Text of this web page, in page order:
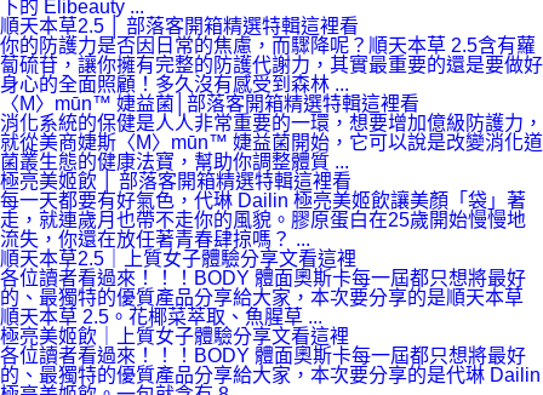
下的 Elibeauty ...
順天本草2.5 │ 部落客開箱精選特輯這裡看
你的防護力是否因日常的焦慮，而驟降呢？順天本草 2.5含有蘿
蔔硫苷，讓你擁有完整的防護代謝力，其實最重要的還是要做好
身心的全面照顧！多久沒有感受到森林 ...
〈M〉mūn™ 婕益菌│部落客開箱精選特輯這裡看
消化系統的保健是人人非常重要的一環，想要增加億級防護力，
就從美商婕斯〈M〉mūn™ 婕益菌開始，它可以說是改變消化道
菌叢生態的健康法寶，幫助你調整體質 ...
極亮美姬飲 │ 部落客開箱精選特輯這裡看
每一天都要有好氣色，代琳 Dailin 極亮美姬飲讓美顏「袋」著
走，就連歲月也帶不走你的風貌。膠原蛋白在25歲開始慢慢地
流失，你還在放任著青春肆掠嗎？ ...
順天本草2.5｜上質女子體驗分享文看這裡
各位讀者看過來！！！BODY 體面奧斯卡每一屆都只想將最好
的、最獨特的優質產品分享給大家，本次要分享的是順天本草
順天本草 2.5。花椰菜萃取、魚腥草 ...
極亮美姬飲｜上質女子體驗分享文看這裡
各位讀者看過來！！！BODY 體面奧斯卡每一屆都只想將最好
的、最獨特的優質產品分享給大家，本次要分享的是代琳 Dailin